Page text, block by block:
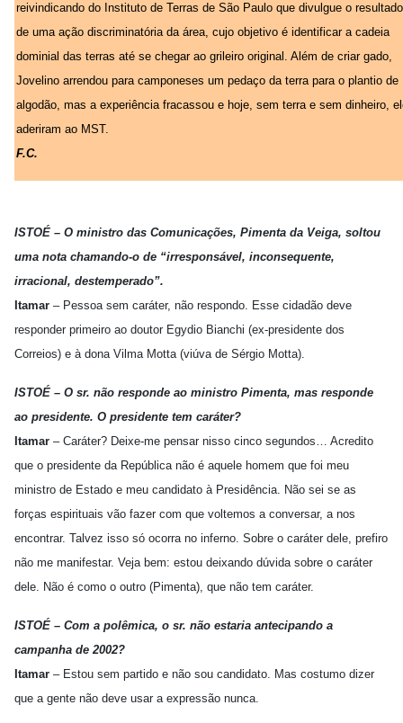
reivindicando do Instituto de Terras de São Paulo que divulgue o resultado
de uma ação discriminatória da área, cujo objetivo é identificar a cadeia
dominial das terras até se chegar ao grileiro original. Além de criar gado,
Jovelino arrendou para camponeses um pedaço da terra para o plantio de
algodão, mas a experiência fracassou e hoje, sem terra e sem dinheiro,
aderiram ao MST.
F.C.
ISTOÉ – O ministro das Comunicações, Pimenta da Veiga, soltou
uma nota chamando-o de “irresponsável, inconsequente,
irracional, destemperado”.
Itamar – Pessoa sem caráter, não respondo. Esse cidadão deve
responder primeiro ao doutor Egydio Bianchi (ex-presidente dos
Correios) e à dona Vilma Motta (viúva de Sérgio Motta).
ISTOÉ – O sr. não responde ao ministro Pimenta, mas responde
ao presidente. O presidente tem caráter?
Itamar – Caráter? Deixe-me pensar nisso cinco segundos… Acredito
que o presidente da República não é aquele homem que foi meu
ministro de Estado e meu candidato à Presidência. Não sei se as
forças espirituais vão fazer com que voltemos a conversar, a nos
encontrar. Talvez isso só ocorra no inferno. Sobre o caráter dele, prefiro
não me manifestar. Veja bem: estou deixando dúvida sobre o caráter
dele. Não é como o outro (Pimenta), que não tem caráter.
ISTOÉ – Com a polêmica, o sr. não estaria antecipando a
campanha de 2002?
Itamar – Estou sem partido e não sou candidato. Mas costumo dizer
que a gente não deve usar a expressão nunca.